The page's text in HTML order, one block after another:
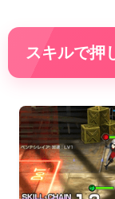
スキルで押